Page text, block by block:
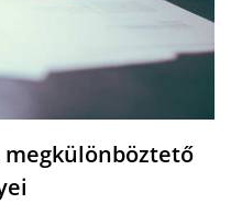
megkülönböztető